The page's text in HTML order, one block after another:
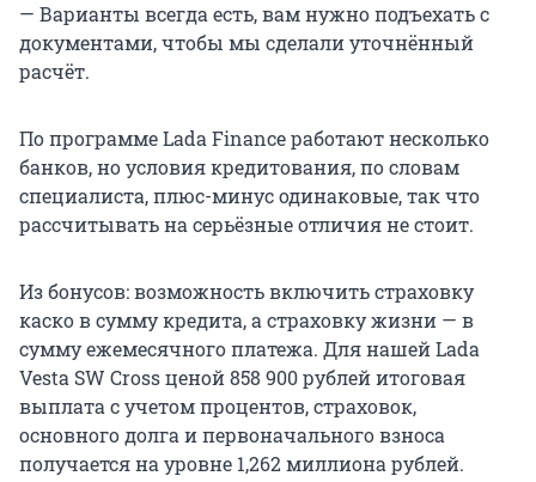
— Варианты всегда есть, вам нужно подъехать с
документами, чтобы мы сделали уточнённый
расчёт.
По программе Lada Finance работают несколько
банков, но условия кредитования, по словам
специалиста, плюс-минус одинаковые, так что
рассчитывать на серьёзные отличия не стоит.
Из бонусов: возможность включить страховку
каско в сумму кредита, а страховку жизни — в
сумму ежемесячного платежа. Для нашей Lada
Vesta SW Cross ценой 858 900 рублей итоговая
выплата с учетом процентов, страховок,
основного долга и первоначального взноса
получается на уровне 1,262 миллиона рублей.